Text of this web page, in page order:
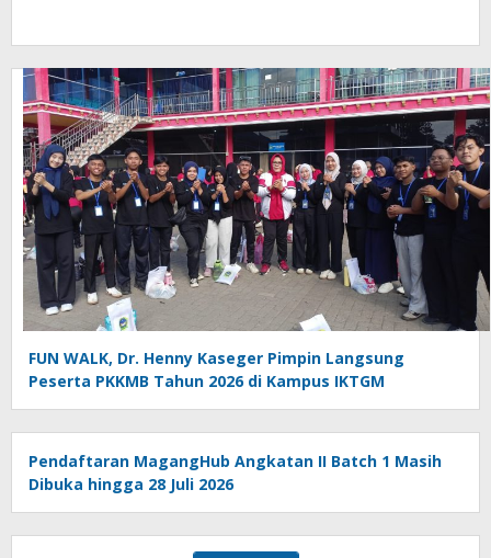
FUN WALK, Dr. Henny Kaseger Pimpin Langsung
Peserta PKKMB Tahun 2026 di Kampus IKTGM
Pendaftaran MagangHub Angkatan II Batch 1 Masih
Dibuka hingga 28 Juli 2026